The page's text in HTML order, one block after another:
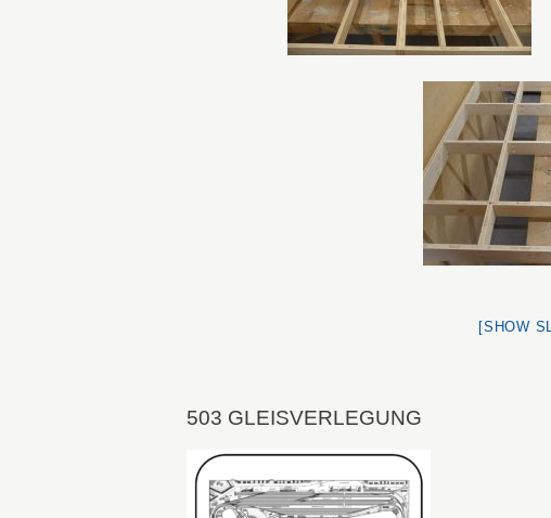
[SHOW
503 GLEISVERLEGUNG